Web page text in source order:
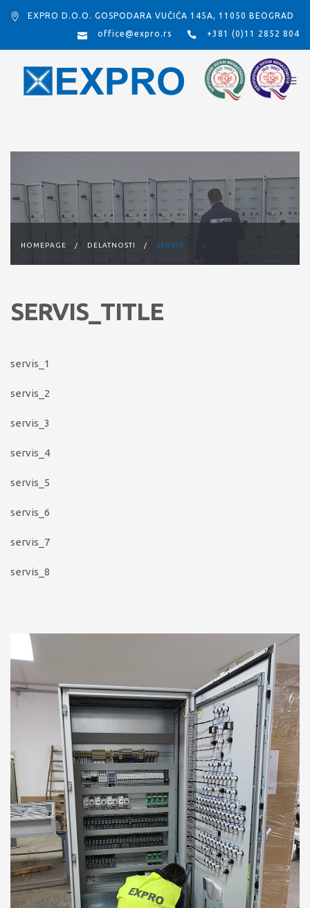
EXPRO D.O.O. GOSPODARA VUČIĆA 145A, 11050 BEOGRAD
office@expro.rs
+381 (0)11 2852 804
HOMEPAGE / DELATNOSTI / SERVIS
SERVIS_TITLE
servis_1
servis_2
servis_3
servis_4
servis_5
servis_6
servis_7
servis_8